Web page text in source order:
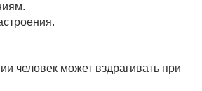
человек может вздрагивать при